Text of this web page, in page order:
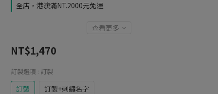
全店，港澳滿NT.2000元免運
查看更多
NT$1,470
訂製選項 : 訂製
訂製 訂製+刺繡名字